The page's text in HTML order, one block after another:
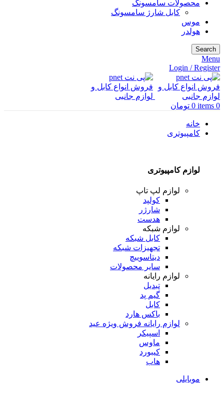
محصولات سامسونگ
کابل شارژ سامسونگ
موس
هولدر
Search
Menu
Login / Register
0
items
0 تومان
خانه
کامپیوتری
لوازم کامپیوتری
لوازم لپ تاپ
کولپد
شارژر
هدست
لوازم شبکه
کابل شبکه
تجهیزات شبکه
دیتاسوییچ
سایر محصولات
لوازم رایانه
تبدیل
گیم پد
کابل
باکس هارد
لوازم رایانه فروش ویژه عید
اسپیکر
ماوس
کیبورد
هاب
موبایلی